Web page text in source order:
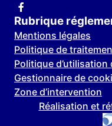
Rubrique
Mentions légales
Politique de
Politique d’utilisation
Gestionnaire de
Zone d’intervention
Réalisation et